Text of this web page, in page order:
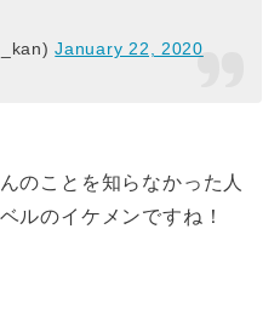
January 22, 2020
のことを知らなかった人
ルのイケメンですね！